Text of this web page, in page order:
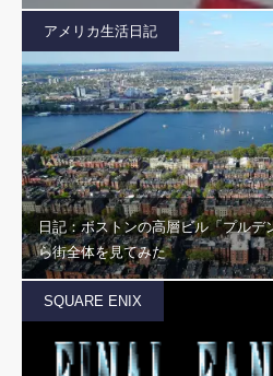
アメリカ生活日記
日記：ボストンの高層ビル「プル
ら街全体を見てみた
SQUARE ENIX